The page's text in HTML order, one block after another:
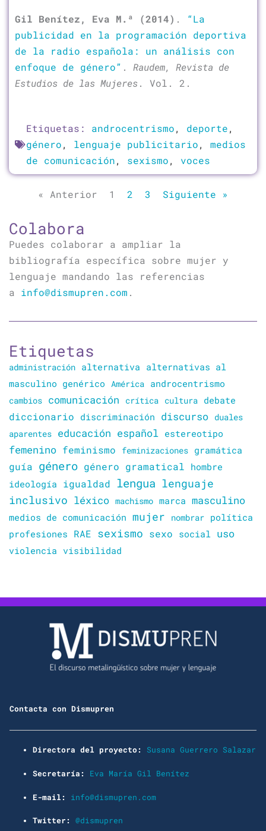
Gil Benítez, Eva M.ª (2014) . “La
publicidad en la programación deportiva
de la radio española: un análisis con
enfoque de género” .
Raudem, Revista de
Estudios de las Mujeres. Vol. 2.
Etiquetas: androcentrismo, deporte,
género, lenguaje publicitario, medios
de comunicación, sexismo, voces
« Anterior 1 2 3 Siguiente »
Colabora
Puedes colaborar a ampliar la
bibliografía específica sobre mujer y
lenguaje mandando las referencias
a info@dismupren.com .
Etiquetas
administración alternativa alternativas al
masculino genérico América androcentrismo
cambios comunicación crítica cultura debate
diccionario discriminación discurso duales
aparentes educación español estereotipo
femenino feminismo feminizaciones gramática
guía género género gramatical hombre
ideología igualdad lengua lenguaje
inclusivo léxico machismo marca masculino
medios de comunicación mujer nombrar política
profesiones RAE sexismo sexo social uso
violencia visibilidad
Contacta con Dismupren
Directora del proyecto: Susana Guerrero Salazar
Secretaría: Eva María Gil Benítez
E-mail: info@dismupren.com
Twitter: @dismupren